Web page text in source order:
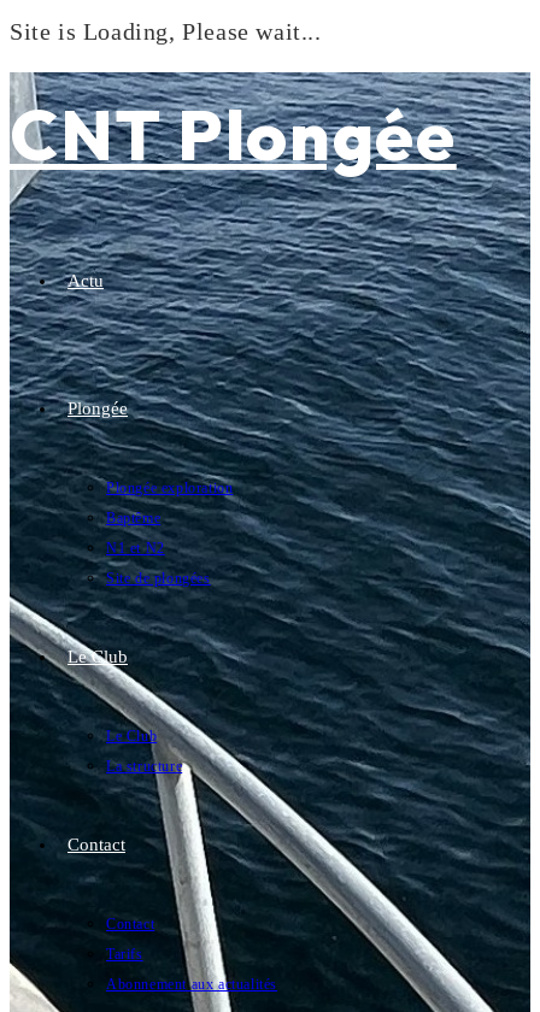
Site is Loading, Please wait...
to
content
CNT Plongée
Actu
Plongée
Plongée exploration
Baptême
N1 et N2
Site de plongées
Le Club
Le Club
La structure
Contact
Contact
Tarifs
Abonnement aux actualités